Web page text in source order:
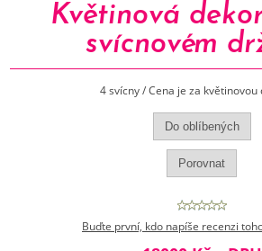
Květinová
svícnovém
4 svícny / Cena je za květinovou
Buďte první, kdo napíše recenzi